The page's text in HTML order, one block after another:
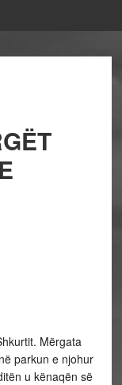
Mërgata
parkun e njohur
u kënaqën së